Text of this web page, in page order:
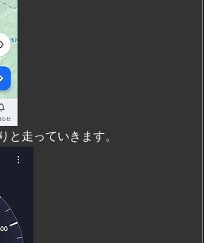
と走っていきます。